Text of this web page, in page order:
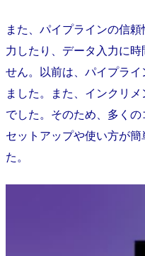
また、パイプラインの信
力したり、データ入力に
せん。以前は、パイプラ
ました。また、インクリ
でした。そのため、多くの
セットアップや使い方が
た。